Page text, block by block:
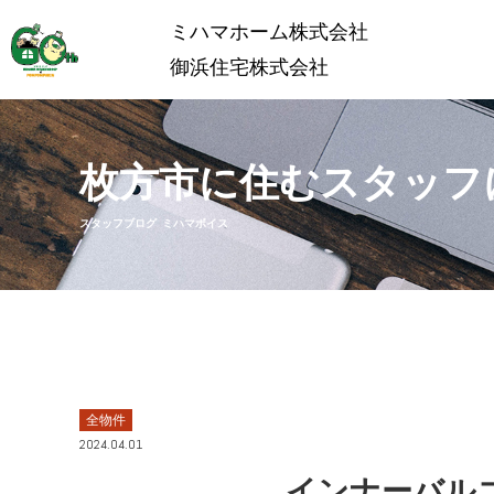
ミハマホーム株式会社
御浜住宅株式会社
枚方市に住むスタッ
スタッフブログ ミハマボイス
全物件
2024.04.01